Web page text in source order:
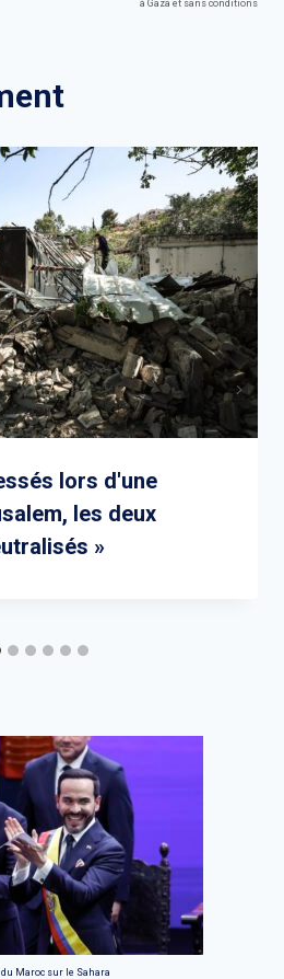
à Gaza et sans conditions
lors d'une
les deux
»
Maroc sur le Sahara